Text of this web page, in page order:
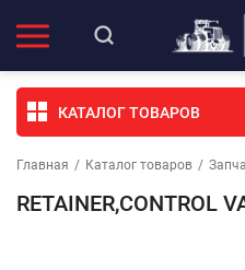
КАТАЛОГ ТОВАРОВ
Главная / Каталог товаров /
RETAINER,CONTROL